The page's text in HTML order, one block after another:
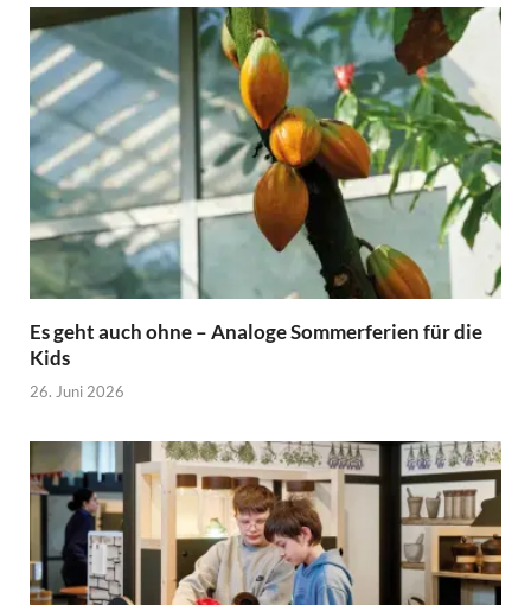
Es geht auch ohne – Analoge Sommerferien für die
Kids
26. Juni 2026